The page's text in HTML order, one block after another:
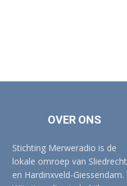
OVER ONS
Stichting Merweradio is de
lokale omroep van Sliedrecht
en Hardinxveld-Giessendam.